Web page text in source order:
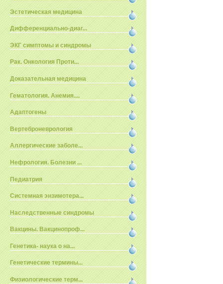
Эстетическая медицина
Дифференциально-диаг...
ЭКГ симптомы и синдромы
Рак. Онкология Проти...
Доказательная медицина
Гематология. Анемия....
Адаптогены
Вертеброневрология
Аллергические заболе...
Нефрология. Болезни ...
Педиатрия
Системная энзимотера...
Наследственные синдромы
Вакцины. Вакцинопроф...
Генетика- наука о на...
Генетические термины...
Физиологические терм...